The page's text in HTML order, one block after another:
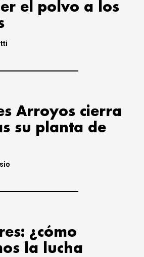
el polvo a los
Arroyos cierra
su planta de
¿cómo
la lucha